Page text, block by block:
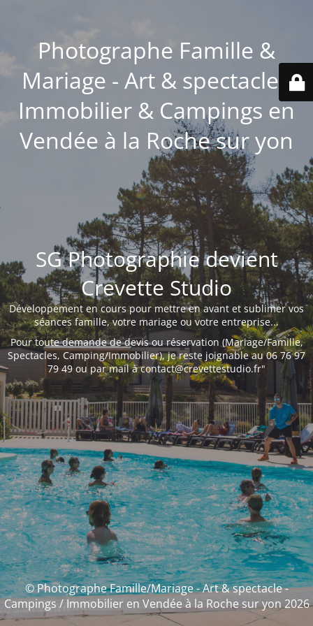
Photographe Famille &
Mariage - Art & spectacle -
Immobilier & Campings en
Vendée à la Roche sur yon
SG Photographie devient
Crevette Studio
Développement en cours pour mettre en avant et sublimer vos
séances famille, votre mariage ou votre entreprise...
Pour toute demande de devis ou réservation (Mariage/Famille,
Spectacles, Camping/Immobilier), je reste joignable au 06 76 97
79 49 ou par mail à contact@crevettestudio.fr"
© Photographe Famille/Mariage - Art & spectacle -
Campings / Immobilier en Vendée à la Roche sur yon 2026